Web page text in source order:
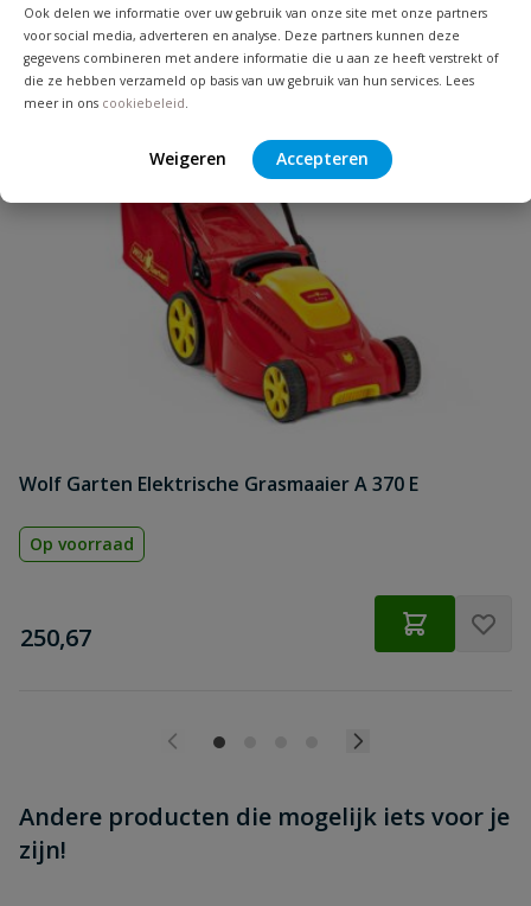
Ook delen we informatie over uw gebruik van onze site met onze partners
voor social media, adverteren en analyse. Deze partners kunnen deze
gegevens combineren met andere informatie die u aan ze heeft verstrekt of
die ze hebben verzameld op basis van uw gebruik van hun services. Lees
meer in ons cookiebeleid.
Weigeren Accepteren
Uw waardering:
Naam
Samenvatting
Wolf Garten Elektrische Grasmaaier A 370 E
Op voorraad
€
250,67
Andere producten die mogelijk iets voor je
zijn!